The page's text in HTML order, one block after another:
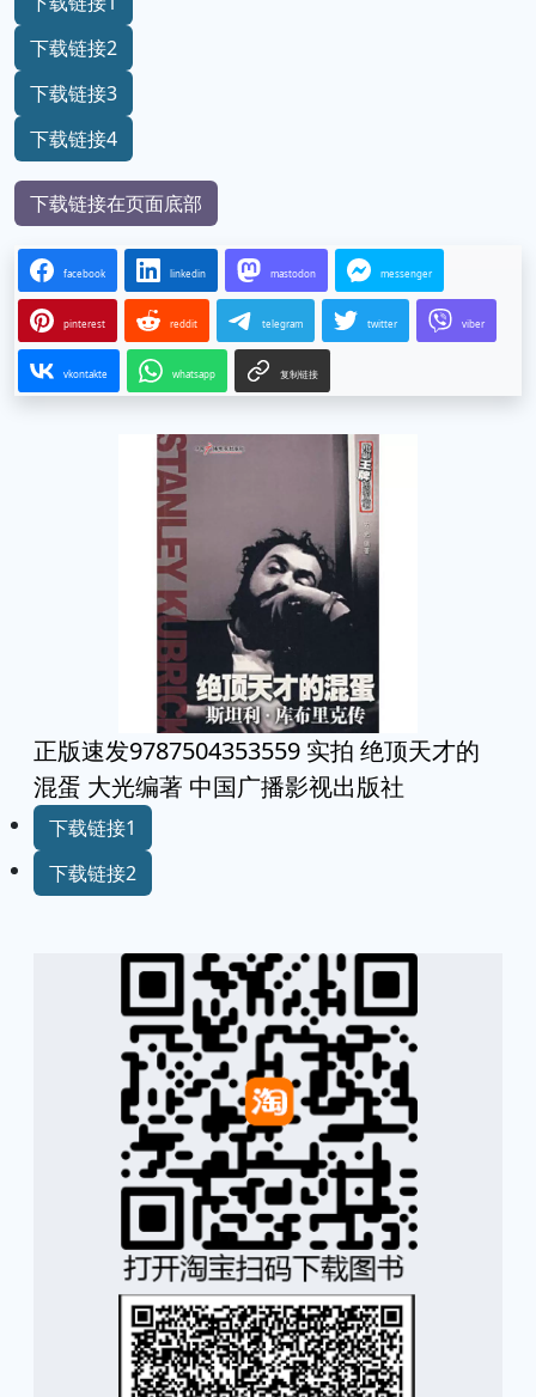
下载链接2
下载链接3
下载链接4
下载链接在页面底部
facebook linkedin mastodon messenger
pinterest reddit telegram twitter viber
vkontakte whatsapp 复制链接
正版速发9787504353559 实拍 绝顶天才的
混蛋 大光编著 中国广播影视出版社
下载链接1
下载链接2